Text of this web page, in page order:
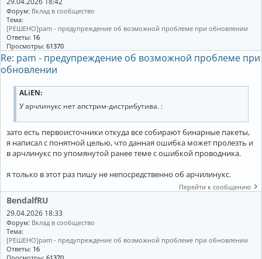
Форум: Вклад в сообщество
Тема:
[РЕШЕНО]pam - предупреждение об возможной проблеме при обновлении
Ответы: 16
Просмотры: 61370
Re: pam - предупреждение об возможной проблеме при
обновлении
ALiEN:
У арчлинукс нет апстрим-дистрибутива. :
зато есть первоисточники откуда все собирают бинарные пакеты,
я написал с понятной целью, что данная ошибка может пролезть и
в арчлинукс по упомянутой ранее теме с ошибкой проводника.
я только в этот раз пишу не непосредственно об арчилинукс.
Перейти к сообщению
BendalfRU
29.04.2026 18:33
Форум: Вклад в сообщество
Тема:
[РЕШЕНО]pam - предупреждение об возможной проблеме при обновлении
Ответы: 16